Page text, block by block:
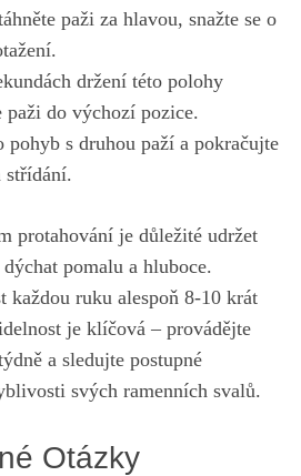
paži​ za hlavou, snažte se o
držení této​ polohy
paži ‌do výchozí pozice.
pohyb ‌s ⁢druhou paží a ⁢pokračujte
střídání.
protahování je důležité udržet
pomalu a hluboce.
každou⁢ ruku alespoň 8-10 ​krát
‌je⁤ klíčová – provádějte⁤
a sledujte postupné
svých‌ ramenních‌ svalů.
Otázky